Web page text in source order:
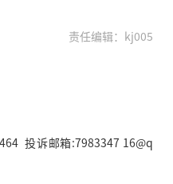
责任编辑：kj005
投诉邮箱:7983347 16@q